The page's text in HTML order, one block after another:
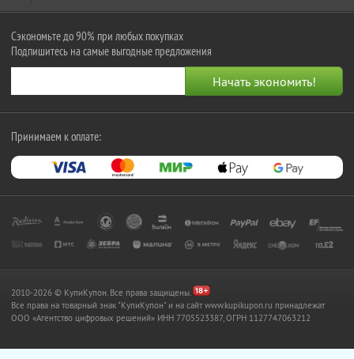
Сэкономьте до 90% при любых покупках
Подпишитесь на самые выгодные предложения
Принимаем к оплате:
2010-2026 © КупиКупон. Все права защищены.
Все права на товарный знак "КупиКупон" и на сайт www.kupikupon.ru принадлежат
OOO «Агентство цифровых решений» ИНН 7705523387, ОГРН 1127747063212